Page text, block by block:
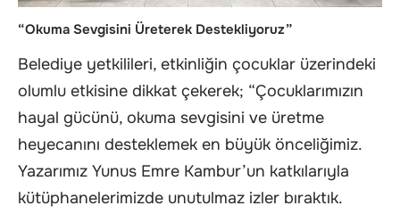
“Okuma Sevgisini Üreterek Destekliyoruz”
Belediye yetkilileri, etkinliğin çocuklar üzerindeki
olumlu etkisine dikkat çekerek; “Çocuklarımızın
hayal gücünü, okuma sevgisini ve üretme
heyecanını desteklemek en büyük önceliğimiz.
Yazarımız Yunus Emre Kambur’un katkılarıyla
kütüphanelerimizde unutulmaz izler bıraktık.